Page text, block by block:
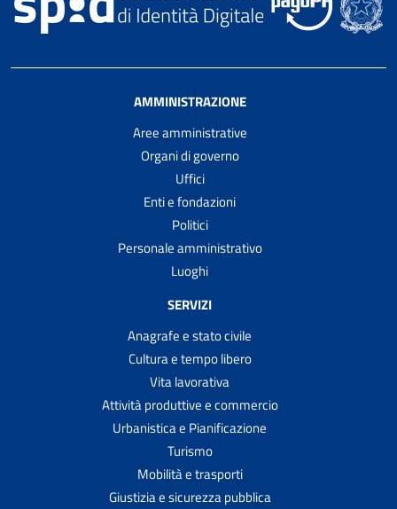
AMMINISTRAZIONE
Aree amministrative
Organi di governo
Uffici
Enti e fondazioni
Politici
Personale amministrativo
Luoghi
SERVIZI
Anagrafe e stato civile
Cultura e tempo libero
Vita lavorativa
Attività produttive e commercio
Urbanistica e Pianificazione
Turismo
Mobilità e trasporti
Giustizia e sicurezza pubblica